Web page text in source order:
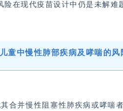
在现代疫苗设计中仍是未解难
童中慢性肺部疾病及哮喘的风
合并慢性阻塞性肺疾病或哮喘